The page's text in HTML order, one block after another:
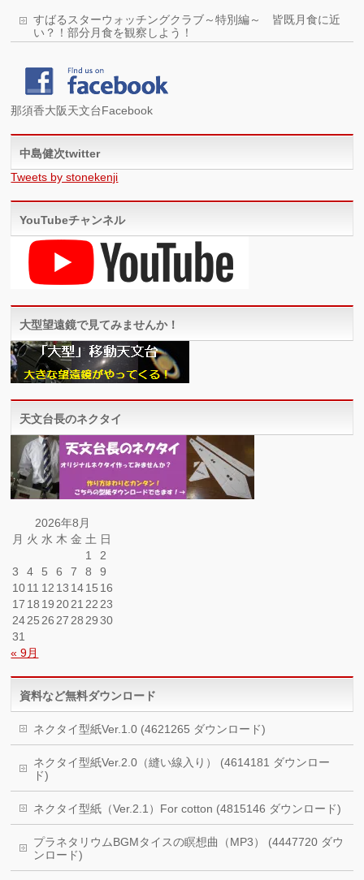
すばるスターウォッチングクラブ～特別編～ 皆既月食に近
い？！部分月食を観察しよう！
那須香大阪天文台Facebook
中島健次twitter
Tweets by stonekenji
YouTubeチャンネル
大型望遠鏡で見てみませんか！
天文台長のネクタイ
2026年8月
月 火 水 木 金 土 日
1
2
3
4 5 6 7 8
9
1011 12 13 1415 16
17 18 19 2021 22 23
2425 26 27 28 29 30
31
« 9月
資料など無料ダウンロード
ネクタイ型紙Ver.1.0 (4621265 ダウンロード)
ネクタイ型紙Ver.2.0（縫い線入り） (4614181 ダウンロー
ド)
ネクタイ型紙（Ver.2.1）For cotton (4815146 ダウンロード)
プラネタリウムBGMタイスの瞑想曲（MP3） (4447720 ダウ
ンロード)